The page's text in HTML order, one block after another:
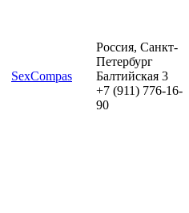
SexCompas
Россия, Санкт-
Петербург
Балтийская 3
+7 (911) 776-16-
90